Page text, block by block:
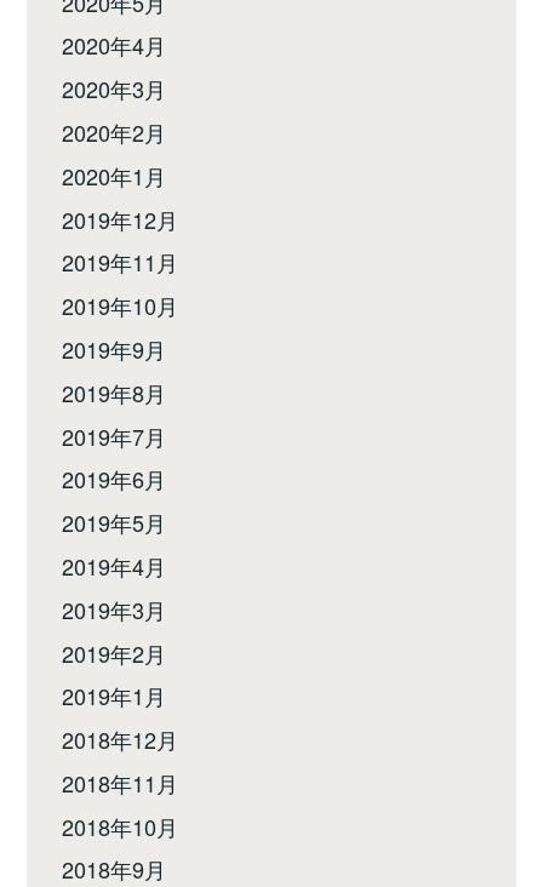
2020年4月
2020年3月
2020年2月
2020年1月
2019年12月
2019年11月
2019年10月
2019年9月
2019年8月
2019年7月
2019年6月
2019年5月
2019年4月
2019年3月
2019年2月
2019年1月
2018年12月
2018年11月
2018年10月
2018年9月